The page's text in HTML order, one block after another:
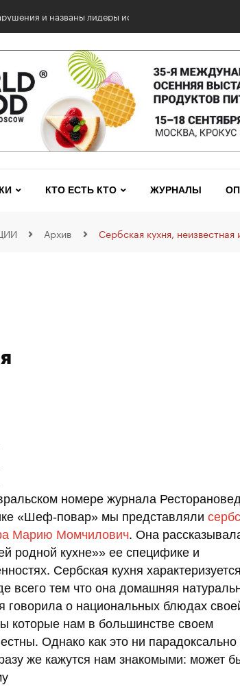
и названы лидеры исследования
КТО ЕСТЬ КТО ЖУРНАЛЫ
Архив Сербская кухня, неизвестная
номере журнала
«Шеф-повар» мы представляли
Марию Момчилович. Она
родной кухне»» ее специфике и
Сербская кухня характеризуется
всего тем что она домашняя
говорила о национальных блюдах
которые нам в большинстве своем
Однако как это ни парадоксально
же кажутся нам знакомыми: может